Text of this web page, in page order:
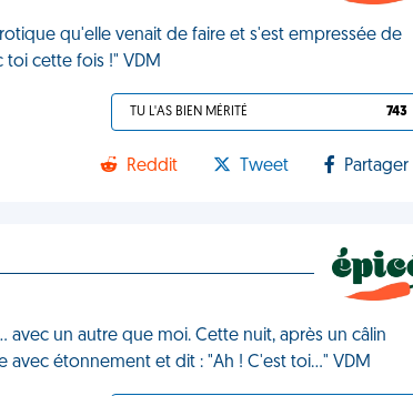
qu'elle venait de faire et s'est empressée de
toi cette fois !" VDM
TU L'AS BIEN MÉRITÉ 743
Reddit Tweet Partager
un autre que moi. Cette nuit, après un câlin
avec étonnement et dit : "Ah ! C'est toi…" VDM